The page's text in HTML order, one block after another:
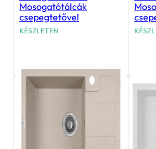
Mosogatótálcák
csepegtetővel
KÉSZLETEN